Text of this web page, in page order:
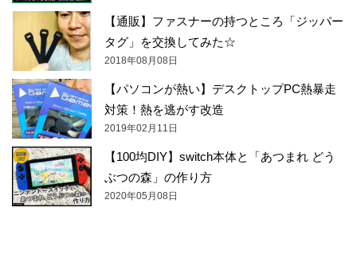
【通販】ファスナーの持つところ「ジッパー
タグ」を交換してみた☆
2018年08月08日
【パソコンが熱い】デスクトップPC熱暴走
対策！熱を逃がす改造
2019年02月11日
【100均DIY】switch本体と「あつまれ どう
ぶつの森」の作り方
2020年05月08日